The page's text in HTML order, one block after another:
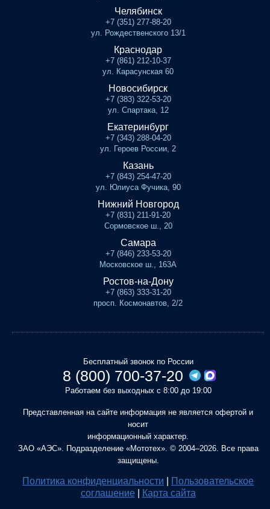
Челябинск
+7 (351) 277-88-20
ул. Рождественского 13/1
Краснодар
+7 (861) 212-10-37
ул. Карасунская 60
Новосибирск
+7 (383) 322-53-20
ул. Спартака, 12
Екатеринбург
+7 (343) 288-04-20
ул. Героев России, 2
Казань
+7 (843) 254-47-20
ул. Юлиуса Фучика, 90
Нижний Новгород
+7 (831) 211-91-20
Сормовское ш., 20
Самара
+7 (846) 233-53-20
Московское ш., 163А
Ростов-на-Дону
+7 (863) 333-31-20
просп. Космонавтов, 2/2
Бесплатный звонок по России
8 (800) 700-37-20
Работаем без выходных с 8:00 до 19:00
Представленная на сайте информация не является офертой и
носит
информационный характер.
ЗАО «АЭС». Подразделение «Мототех». © 2004–2026. Все права
защищены.
Политика конфиденциальности
Пользовательское
соглашение
Карта сайта